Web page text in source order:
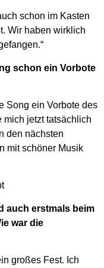
schon im Kasten
Wir haben wirklich
schon ein Vorbote
Song ein Vorbote des
mich jetzt tatsächlich
den nächsten
mit schöner Musik
auch erstmals beim
war die
großes Fest. Ich